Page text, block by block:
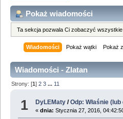
Pokaż wiadomości
Ta sekcja pozwala Ci zobaczyć
Wiadomości Pokaż wątki Pokaż
Wiadomości - Zlatan
Strony: [1]2 3 ... 11
1 DyLEMaty /Odp: Właśnie
«dnia: Stycznia 27, 2016,